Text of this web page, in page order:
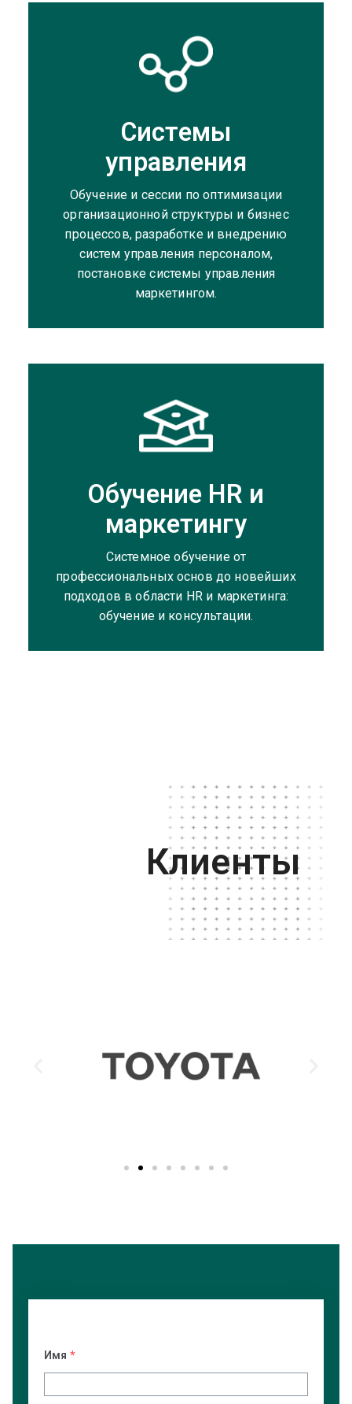
Системы
управления
Обучение и сессии по оптимизации
организационной структуры и бизнес
процессов, разработке и внедрению
систем управления персоналом,
постановке системы управления
маркетингом.
Обучение HR и
маркетингу
Системное обучение от
профессиональных основ до новейших
подходов в области HR и маркетинга:
обучение и консультации.
Клиенты
Имя *